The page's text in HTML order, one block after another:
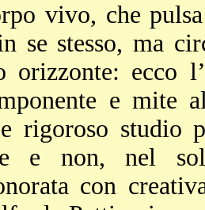
vivo, che
se stesso, ma
orizzonte: ecco
e mite
e rigoroso studio
e non, nel
con